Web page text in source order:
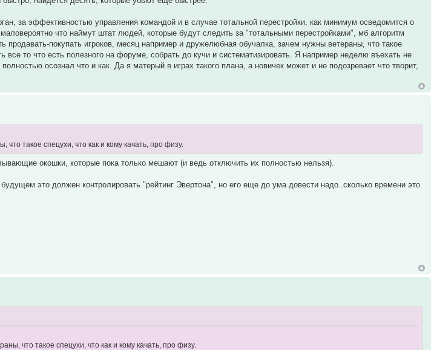
за эффективностью управления командой и в случае тотальной перестройки, как минимум осведомится о
что наймут штат людей, которые будут следить за "тотальными перестройками", мб алгоритм
продавать-покупать игроков, месяц например и дружелюбная обучалка, зачем нужны ветераны, что такое
все то что есть полезного на форуме, собрать до кучи и систематизировать. Я например неделю въехать не
осознал что и как. Да я матерый в играх такого плана, а новичек может и не подозревает что творит,
такое спецухи, что как и кому качать, про физу.
окошки, которые пока только мешают (и ведь отключить их полностью нельзя).
это должен контролировать "рейтинг Эвертона", но его еще до ума довести надо..сколько времени это
что такое спецухи, что как и кому качать, про физу.